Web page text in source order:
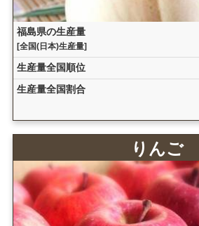
福島県の生産量
[全国(日本)生産量]
生産量全国順位
生産量全国割合
りんご